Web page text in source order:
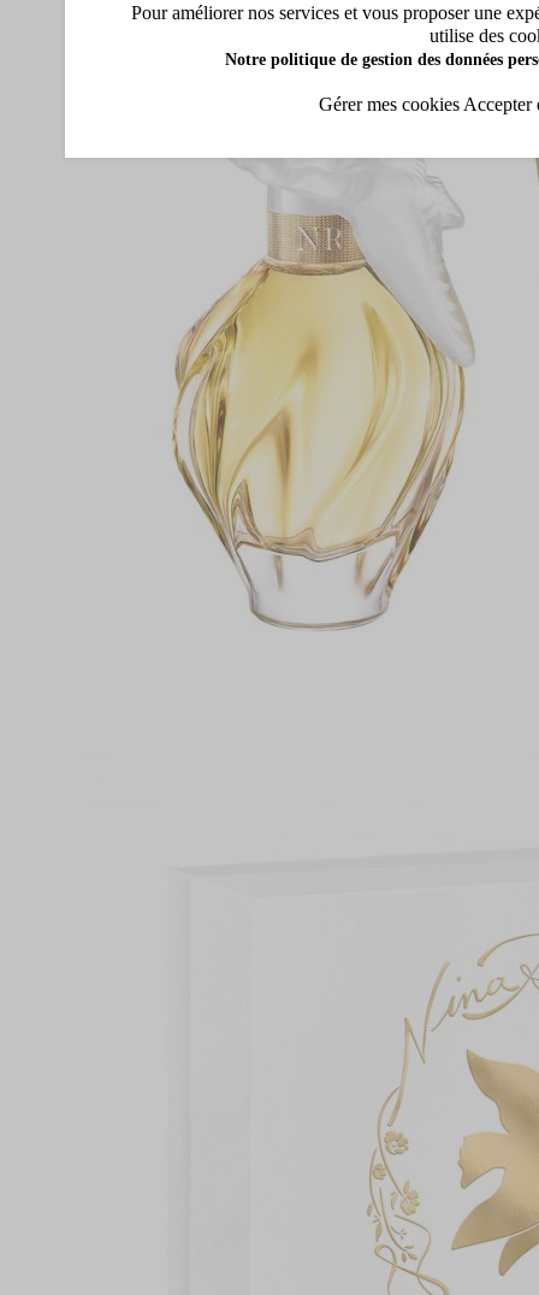
Pour améliorer nos services et vous proposer une
utilise des
Notre politique de gestion des données
Gérer mes cookies Accepter